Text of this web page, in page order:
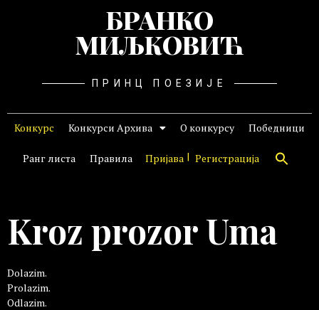
БРАНКО
МИЉКОВИЋ
ПРИНЦ ПОЕЗИЈЕ
Конкурс Конкурси Архива О конкурсу Победници
Ранг листа Правила Пријава Регистрација
Kroz prozor Uma
Dolazim.
Prolazim.
Odlazim.